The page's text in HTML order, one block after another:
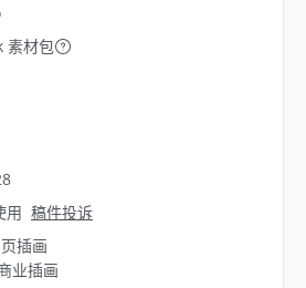
素材包
用 稿件投诉
插画
业插画